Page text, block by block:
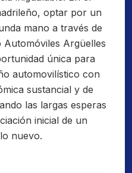
optar por un
mano a través de
Automóviles Argüelles
única para
automovilístico con
sustancial y de
las largas esperas
inicial de un
nuevo.